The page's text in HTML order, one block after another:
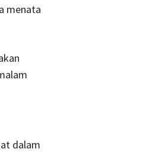
menata
dalam